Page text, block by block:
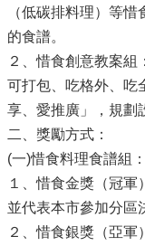
（低碳排料理）等
的食譜。
２、惜食創意教案組
可打包、吃格外、吃
享、愛推廣」，規劃
二、獎勵方式：
(一)惜食料理食譜組：
１、惜食金獎（冠軍
並代表本市參加分區
２、惜食銀獎（亞軍